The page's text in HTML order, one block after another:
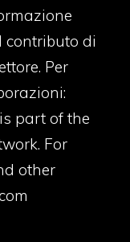
contributo di
Per
part of the
For
other